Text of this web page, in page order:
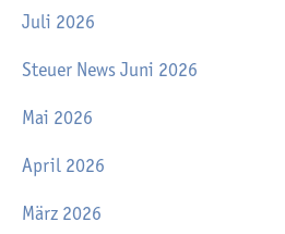
Juli 2026
Steuer News Juni 2026
Mai 2026
April 2026
März 2026